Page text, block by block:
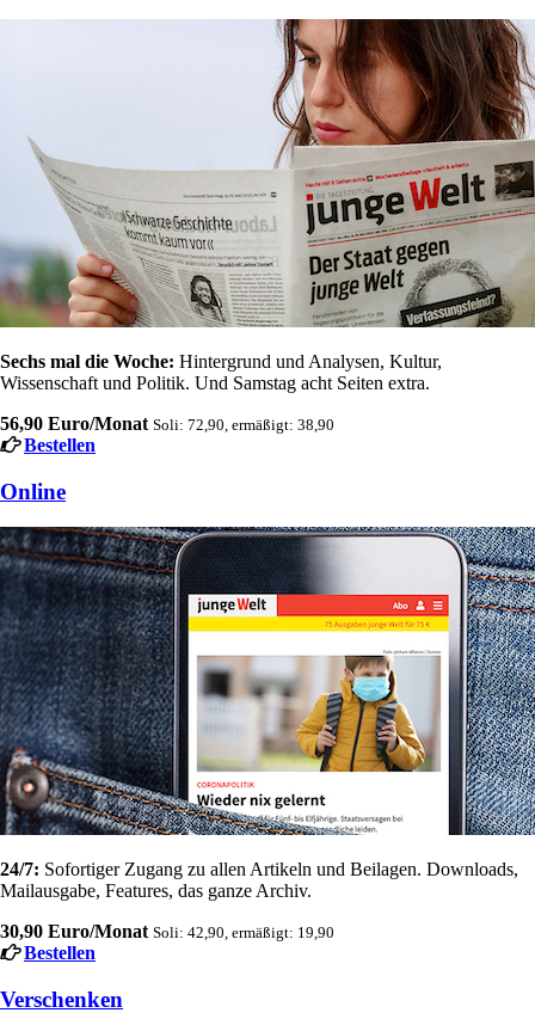
Sechs mal die Woche: Hintergrund und Analysen, Kultur,
Wissenschaft und Politik. Und Samstag acht Seiten extra.
56,90 Euro/Monat Soli: 72,90, ermäßigt: 38,90
Bestellen
Online
24/7: Sofortiger Zugang zu allen Artikeln und Beilagen. Downloads,
Mailausgabe, Features, das ganze Archiv.
30,90 Euro/Monat Soli: 42,90, ermäßigt: 19,90
Bestellen
Verschenken